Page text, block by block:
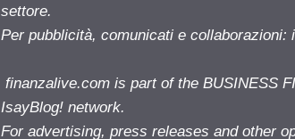
settore.
Per pubblicità, comunicati e collaborazioni:
finanzalive.com is part of the BUSINESS
IsayBlog! network.
For advertising, press releases and other